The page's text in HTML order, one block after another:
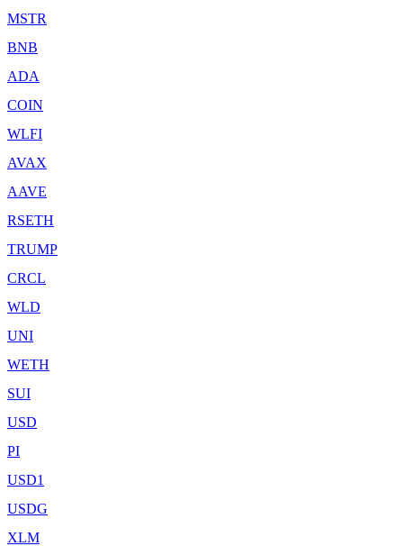
MSTR
BNB
ADA
COIN
WLFI
AVAX
AAVE
RSETH
TRUMP
CRCL
WLD
UNI
WETH
SUI
USD
PI
USD1
USDG
XLM